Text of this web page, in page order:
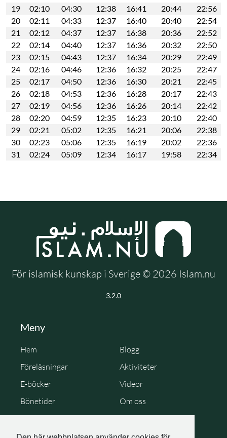
19
02:10 04:30 12:38 16:41 20:44
22:56
20
02:11 04:33 12:37 16:40 20:40
22:54
21
02:12 04:37 12:37 16:38 20:36
22:52
22
02:14 04:40 12:37 16:36 20:32
22:50
23
02:15 04:43 12:37 16:34 20:29
22:49
24
02:16 04:46 12:36 16:32 20:25
22:47
25
02:17 04:50 12:36 16:30 20:21
22:45
26
02:18 04:53 12:36 16:28 20:17
22:43
27
02:19 04:56 12:36 16:26 20:14
22:42
28
02:20 04:59 12:35 16:23 20:10
22:40
29
02:21 05:02 12:35 16:21 20:06
22:38
30
02:23 05:06 12:35 16:19 20:02
22:36
31
02:24 05:09 12:34 16:17 19:58 22:34
För islamisk kunskap i Sverige © 2026 Islam.nu
3.2.0
Meny
Hem
Blogg
Föreläsningar
Aktiviteter
E-böcker
Videor
Bönetider
Om oss
Cookie Policy
Personuppgiftspolicy